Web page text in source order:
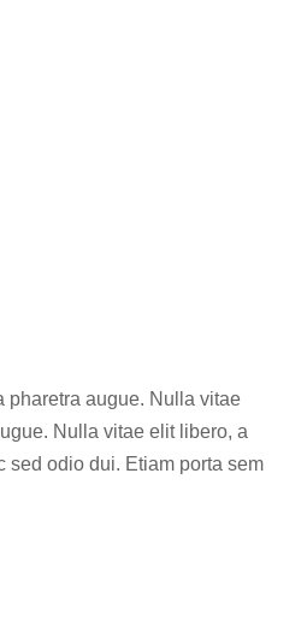
pharetra augue. Nulla vitae
Nulla vitae elit libero, a
sed odio dui. Etiam porta sem